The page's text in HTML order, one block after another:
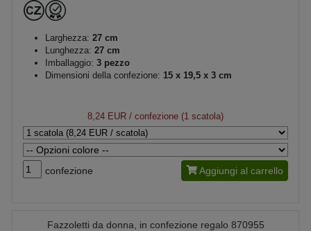
Larghezza: 27 cm
Lunghezza: 27 cm
Imballaggio: 3 pezzo
Dimensioni della confezione: 15 x 19,5 x 3 cm
8,24 EUR / confezione (1 scatola)
confezione Aggiungi al carrello
Fazzoletti da donna, in confezione regalo 870955